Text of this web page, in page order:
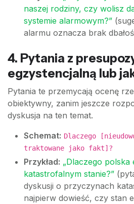
naszej rodziny, czy wolisz
systemie alarmowym?”
alarmu oznacza brak
4. Pytania z
egzystencjalną lub
Pytania te przemycają ocenę
obiektywny, zanim jeszcze
dyskusja na ten temat.
Schemat: Dlaczego
traktowane jako fakt]?
Przykład: „Dlaczego polska
katastrofalnym stanie?”
dyskusji o przyczynach
najpierw dowieść, czy stan